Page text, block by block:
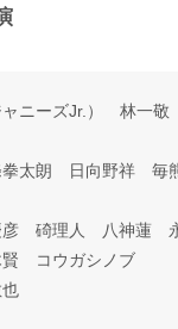
ャニーズJr.） 林一敬
拳太朗 日向野祥 毎
彦 碕理人 八神蓮
コウガシノブ